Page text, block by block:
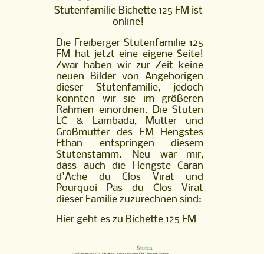
vom
Kappensand
ist
online!
Stutenfamilie Bichette 125 FM ist
online!
Die Freiberger Stutenfamilie 125
FM hat jetzt eine eigene Seite!
Zwar haben wir zur Zeit keine
neuen Bilder von Angehörigen
dieser Stutenfamilie, jedoch
konnten wir sie im größeren
Rahmen einordnen. Die Stuten
LC & Lambada, Mutter und
Großmutter des FM Hengstes
Ethan entspringen diesem
Stutenstamm. Neu war mir,
dass auch die Hengste Caran
d'Ache du Clos Virat und
Pourquoi Pas du Clos Virat
dieser Familie zuzurechnen sind:
Hier geht es zu Bichette 125 FM